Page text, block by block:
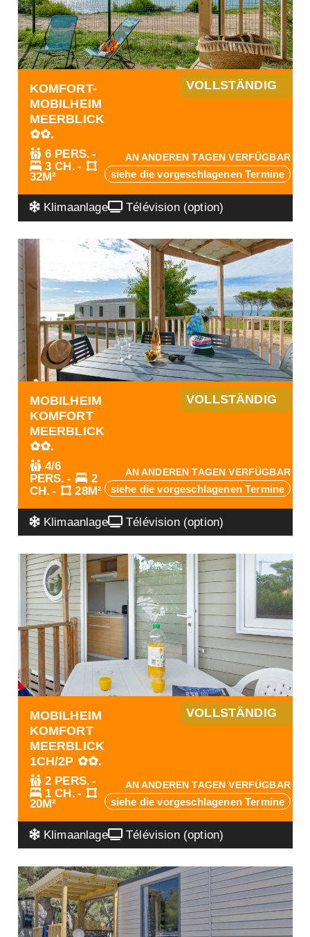
VOLLSTÄNDIG
KOMFORT-
MOBILHEIM
MEERBLICK
✿✿.
6 PERS.
3 CH.
32M²
AN ANDEREN TAGEN VERFÜGBAR
siehe die vorgeschlagenen Termine
Klimaanlage Télévision (option)
VOLLSTÄNDIG
MOBILHEIM
KOMFORT
MEERBLICK
✿✿.
4/6
PERS.
2
CH.
28M²
AN ANDEREN TAGEN VERFÜGBAR
siehe die vorgeschlagenen Termine
Klimaanlage Télévision (option)
VOLLSTÄNDIG
MOBILHEIM
KOMFORT
MEERBLICK
1CH/2P ✿✿.
2 PERS.
1 CH.
20M²
AN ANDEREN TAGEN VERFÜGBAR
siehe die vorgeschlagenen Termine
Klimaanlage Télévision (option)